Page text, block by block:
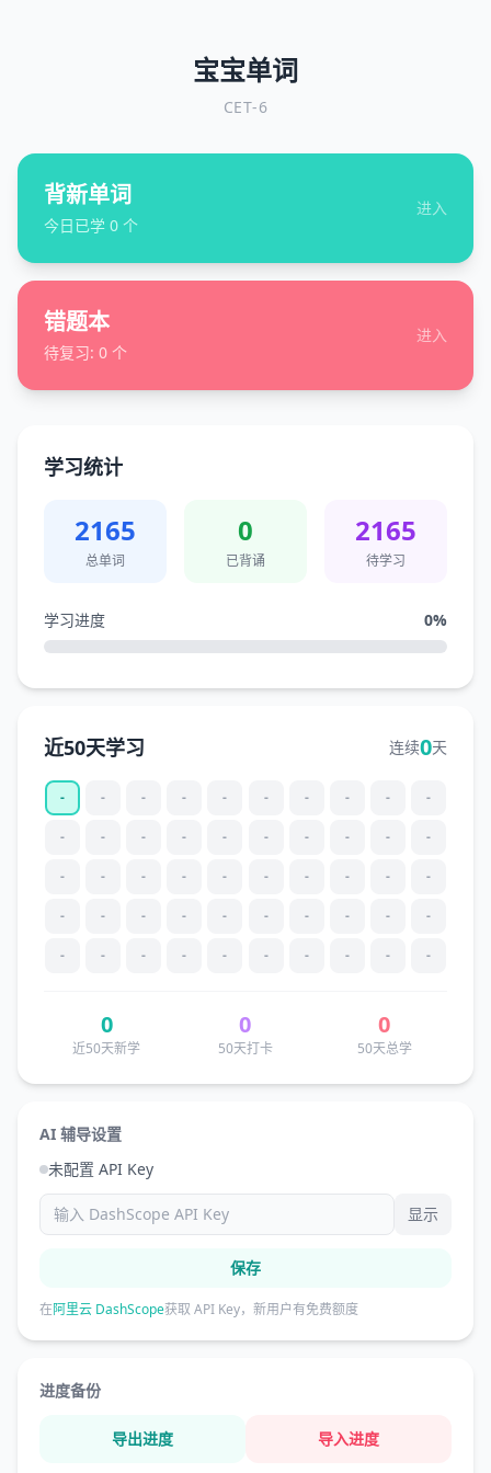
宝宝单词
CET-6
背新单词
今日已学 0 个
进入
错题本
待复习: 0 个
进入
学习统计
2165
总单词
0
已背诵
2165
待学习
学习进度 0%
近50天学习 连续0天
- - - - - - - - - -
- - - - - - - - - -
- - - - - - - - - -
- - - - - - - - - -
- - - - - - - - - -
0
近50天新学
0
50天打卡
0
50天总学
AI 辅导设置
未配置 API Key
显示
保存
在阿里云 DashScope获取 API Key，新用户有免费额度
进度备份
导出进度 导入进度